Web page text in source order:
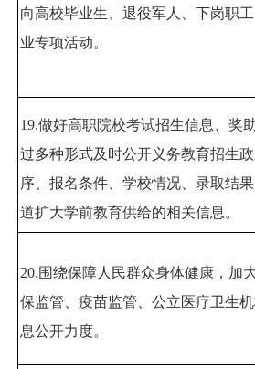
向高校毕业生、退役军人、下岗职
业专项活动。
19.做好高职院校考试招生信息、奖
过多种形式及时公开义务教育招生政
序、报名条件、学校情况、录取结
道扩大学前教育供给的相关信息。
20.围绕保障人民群众身体健康，加
保监管、疫苗监管、公立医疗卫生
息公开力度。